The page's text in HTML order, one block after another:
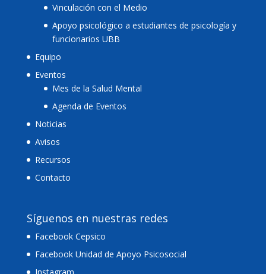
Vinculación con el Medio
Apoyo psicológico a estudiantes de psicología y
funcionarios UBB
Equipo
Eventos
Mes de la Salud Mental
Agenda de Eventos
Noticias
Avisos
Recursos
Contacto
Síguenos en nuestras redes
Facebook Cepsico
Facebook Unidad de Apoyo Psicosocial